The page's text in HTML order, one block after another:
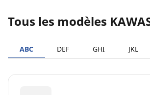
Tous les modèles
ABC DEF GHI JKL